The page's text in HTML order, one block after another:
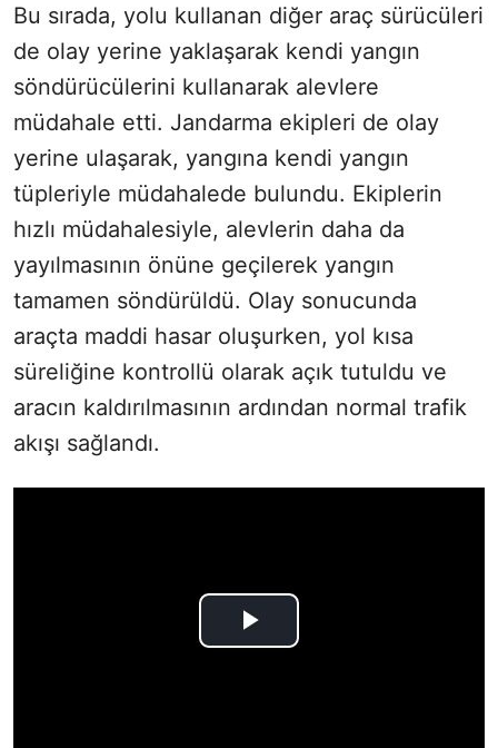
Bu sırada, yolu kullanan diğer araç sürücüleri
de olay yerine yaklaşarak kendi yangın
söndürücülerini kullanarak alevlere
müdahale etti. Jandarma ekipleri de olay
yerine ulaşarak, yangına kendi yangın
tüpleriyle müdahalede bulundu. Ekiplerin
hızlı müdahalesiyle, alevlerin daha da
yayılmasının önüne geçilerek yangın
tamamen söndürüldü. Olay sonucunda
araçta maddi hasar oluşurken, yol kısa
süreliğine kontrollü olarak açık tutuldu ve
aracın kaldırılmasının ardından normal trafik
akışı sağlandı.